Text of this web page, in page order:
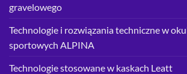
gravelowego
Technologie i rozwiązania techniczne w
sportowych ALPINA
Technologie stosowane w kaskach Leatt